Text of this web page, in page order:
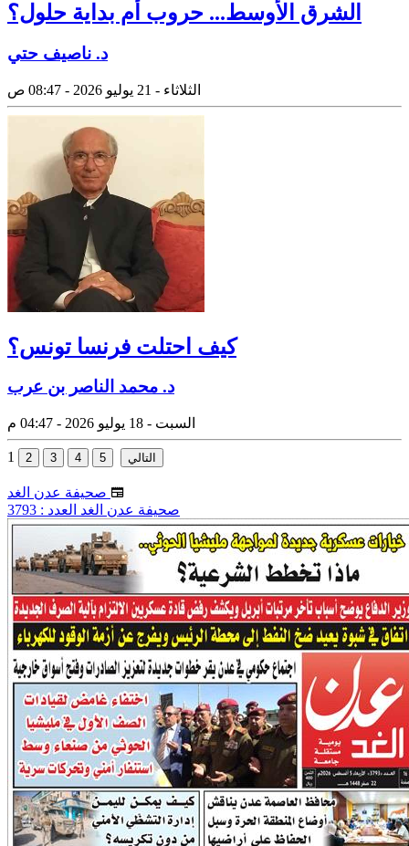
الشرق الأوسط... حروب أم بداية حلول؟
د. ناصيف حتي
الثلاثاء - 21 يوليو 2026 - 08:47 ص
كيف احتلت فرنسا تونس؟
د. محمد الناصر بن عرب
السبت - 18 يوليو 2026 - 04:47 م
1
صحيفة عدن الغد العدد : 3793